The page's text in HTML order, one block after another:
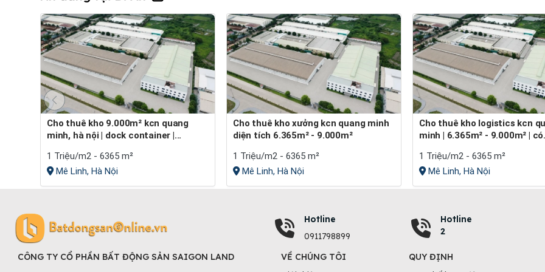
Cho thuê kho 9.000m² kcn quang
minh, hà nội | dock container |...
1 Triệu/m2 - 6365 m²
Mê Linh, Hà Nội
Cho thuê kho xưởng kcn quang minh
diện tích 6.365m² - 9.000m²
1 Triệu/m2 - 6365 m²
Mê Linh, Hà Nội
Cho thuê kho logistics kcn quang
minh | 6.365m² - 9.000m² |
1 Triệu/m2 - 6365 m²
Mê Linh, Hà Nội
Hotline
0911798899
Hotline
2
CÔNG TY CỔ PHẦN BẤT ĐỘNG SẢN SAIGON LAND
VỀ CHÚNG TÔI
QUY ĐỊNH